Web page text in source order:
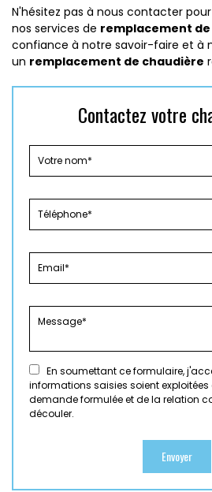
N'hésitez pas à nous contacter
nos services de remplacement
confiance à notre savoir-faire et à
un remplacement de chaudière
Contactez votre
En soumettant ce formulaire,
informations saisies soient
demande formulée et de la relation
découler.